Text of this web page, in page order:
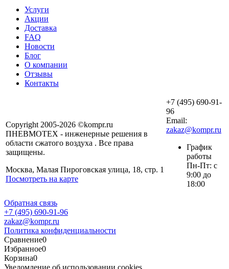
Услуги
Акции
Доставка
FAQ
Новости
Блог
О компании
Отзывы
Контакты
Copyright 2005-2026 ©kompr.ru
ПНЕВМОТЕХ - инженерные решения в
области сжатого воздуха . Все права
защищены.
Москва, Малая Пироговская улица, 18, стр. 1
Посмотреть на карте
+7 (495) 690-91-
96
Email:
zakaz@kompr.ru
График
работы
Пн-Пт: с
9:00 до
18:00
Обратная связь
+7 (495) 690-91-96
zakaz@kompr.ru
Политика конфиденциальности
Сравнение0
Избранное0
Корзина0
Уведомление об использовании cookies